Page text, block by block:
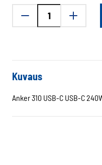
kaapeli,
0,9m
määrä
Kuvaus
Anker 310 USB-C USB-C